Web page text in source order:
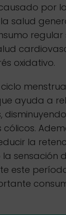
por
salud
oxidativo.
ayuda a
cólicos.
la
sensación
este